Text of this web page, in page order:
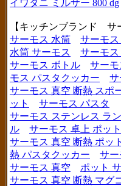
イワタニ ミルサー 800 dg
【キッチンブランド サ
サーモス 水筒
サーモ
水筒 サーモス
サーモ
サーモス ボトル
サー
モス パスタクッカー
サ
サーモス 真空 断熱 スポ
ット
サーモス パスタ
サーモス ステンレス ラ
ル
サーモス 卓上 ポット
サーモス 真空 断熱 ポッ
熱 パスタクッカー
サ
サーモス 真空
ポット
サーモス 真空 断熱 マグ